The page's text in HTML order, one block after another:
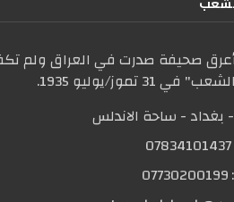
صحيفة صدرت في العراق ولم
31 تموز/يوليو 1935.
بغداد - ساحة الاندلس
07834101437
07730200199